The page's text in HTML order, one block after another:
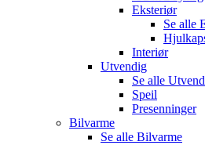
Eksteriør
Se alle
Interiør
Utvendig
Se alle
Speil
Presenninger
Bilvarme
Se alle Bilvarme